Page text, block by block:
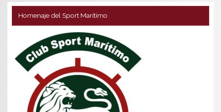
Homenaje del Sport Marítimo